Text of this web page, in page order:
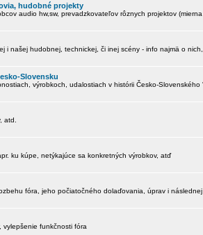
hudobné projekty
audio hw,sw, prevadzkovateľov rôznych projektov
i našej hudobnej, technickej, či inej scény - info najmä o
Slovensku
výrobkoch, udalostiach v histórii Česko-Slovenského
atd.
ku kúpe, netýkajúce sa konkretných výrobkov, atď
fóra, jeho počiatočného dolaďovania, úprav i
vylepšenie funkčnosti fóra